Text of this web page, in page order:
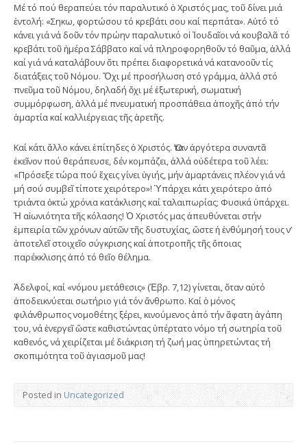
Μέ τό πού θεραπεύει τόν παραλυτικό ὁ Χριστός μας, τοῦ δίνει μιά
ἐντολή: «Σηκω, φορτώσου τό κρεβάτι σου καί περπάτα». Αὐτό τό
κάνει γιά νά δοῦν τόν πρώην παραλυτικό οἱ Ἰουδαῖοι νά κουβαλᾶ τό
κρεβάτι τοῦ ἡμέρα Σάββατο καί νά πληροφορηθοῦν τό θαῦμα, ἀλλά
καί γιά νά καταλάβουν ὅτι πρέπει διαφορετικά νά κατανοοῦν τίς
διατάξεις τοῦ Νόμου. Ὄχι μέ προσήλωση στό γράμμα, ἀλλά στό
πνεῦμα τοῦ Νόμου, δηλαδή ὄχι μέ ἐξωτερική, σωματική
συμμόρφωση, ἀλλά μέ πνευματική προσπάθεια ἀποχῆς ἀπό τήν
ἁμαρτία καί καλλιέργειας τῆς ἀρετῆς.
Καί κάτι ἄλλο κάνει ἐπίτηδες ὁ Χριστός. Ὅταν ἀργότερα συναντᾶ
ἐκεῖνον πού θεράπευσε, δέν κομπάζει, ἀλλά οὐδέτερα τοῦ λέει:
«Πρόσεξε τώρα πού ἔχεις γίνει ὑγιής, μήν ἁμαρτάνεις πλέον γιά νά
μή σού συμβεῖ τίποτε χειρότερο»! Ὑπάρχει κάτι χειρότερο ἀπό
τριάντα ὀκτώ χρόνια κατάκλισης καί ταλαιπωρίας; Φυσικά ὑπάρχει.
Ἡ αἰωνιότητα τῆς κόλασης! Ὁ Χριστός μας ἀπευθύνεται στήν
ἐμπειρία τῶν χρόνων αὐτῶν τῆς δυστυχίας, ὥστε ἡ ἐνθύμησή τους ν’
ἀποτελεῖ στοιχεῖο σύγκρισης καί ἀποτροπῆς τῆς ὅποιας
παρέκκλισης ἀπό τό θεῖο θέλημα.
Ἀδελφοί, καί «νόμου μετάθεσις» (Ἑβρ. 7,12) γίνεται, ὅταν αὐτό
ἀποδεικνύεται σωτήριο γιά τόν ἄνθρωπο. Καί ὁ μόνος
φιλάνθρωπος νομοθέτης ξέρει, κινούμενος ἀπό τήν ἄφατη ἀγάπη
του, νά ἐνεργεῖ ὥστε καθιστώντας ὑπέρτατο νόμο τή σωτηρία τοῦ
καθενός, νά χειρίζεται μέ διάκριση τή ζωή μας ὑπηρετώντας τή
σκοπιμότητα τοῦ ἁγιασμοῦ μας!
Posted in Uncategorized